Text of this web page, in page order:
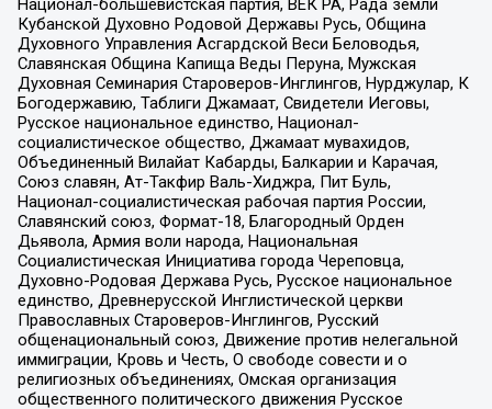
Национал-большевистская партия, ВЕК РА, Рада земли
Кубанской Духовно Родовой Державы Русь, Община
Духовного Управления Асгардской Веси Беловодья,
Славянская Община Капища Веды Перуна, Мужская
Духовная Семинария Староверов-Инглингов, Нурджулар, К
Богодержавию, Таблиги Джамаат, Свидетели Иеговы,
Русское национальное единство, Национал-
социалистическое общество, Джамаат мувахидов,
Объединенный Вилайат Кабарды, Балкарии и Карачая,
Союз славян, Ат-Такфир Валь-Хиджра, Пит Буль,
Национал-социалистическая рабочая партия России,
Славянский союз, Формат-18, Благородный Орден
Дьявола, Армия воли народа, Национальная
Социалистическая Инициатива города Череповца,
Духовно-Родовая Держава Русь, Русское национальное
единство, Древнерусской Инглистической церкви
Православных Староверов-Инглингов, Русский
общенациональный союз, Движение против нелегальной
иммиграции, Кровь и Честь, О свободе совести и о
религиозных объединениях, Омская организация
общественного политического движения Русское